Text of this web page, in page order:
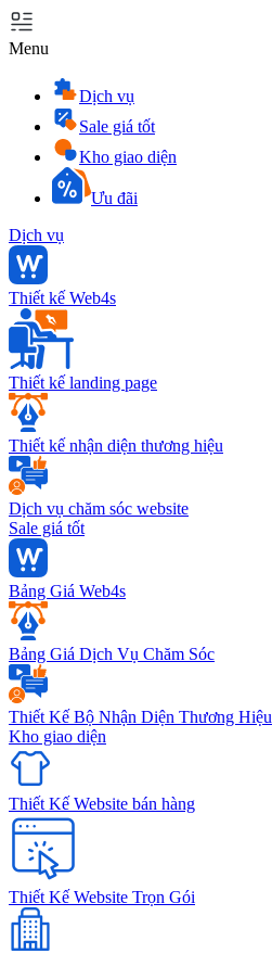
Menu
Dịch vụ
Sale giá tốt
Kho giao diện
Ưu đãi
Dịch vụ
Thiết kế Web4s
Thiết kế landing page
Thiết kế nhận diện thương hiệu
Dịch vụ chăm sóc website
Sale giá tốt
Bảng Giá Web4s
Bảng Giá Dịch Vụ Chăm Sóc
Thiết Kế Bộ Nhận Diện Thương Hiệu
Kho giao diện
Thiết Kế Website bán hàng
Thiết Kế Website Trọn Gói